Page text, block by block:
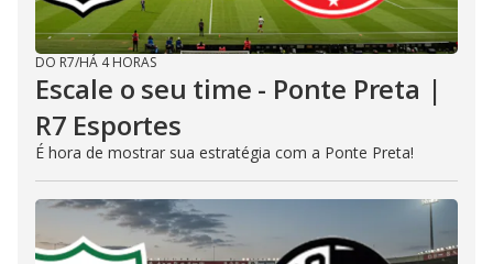
DO R7/HÁ 4 HORAS
Escale o seu time - Ponte Preta |
R7 Esportes
É hora de mostrar sua estratégia com a Ponte Preta!